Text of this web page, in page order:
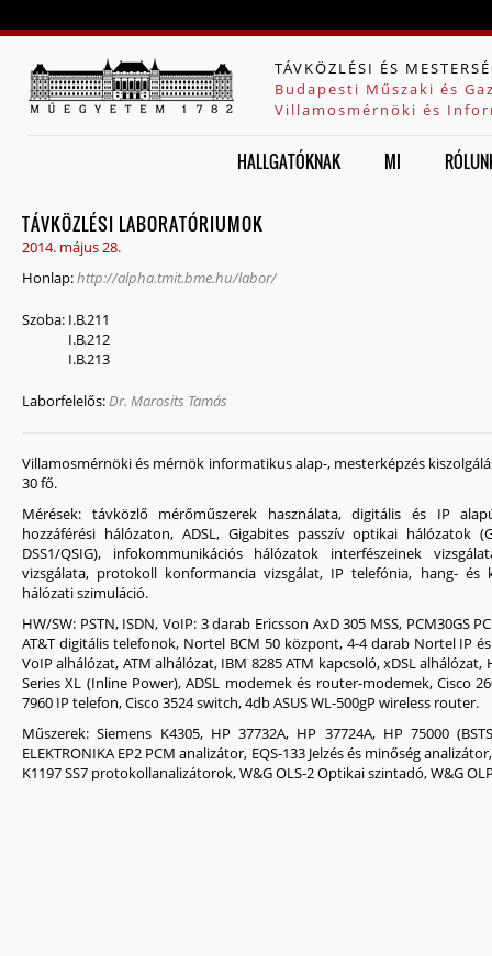
TÁVKÖZLÉSI ÉS
Budapesti Műszaki és
Villamosmérnöki és
HALLGATÓKNAK MI
TÁVKÖZLÉSI LABORATÓRIUMOK
2014. május 28.
Honlap:http://alpha.tmit.bme.hu/labor/
Szoba: I.B.211
I.B.212
I.B.213
Laborfelelős:Dr. Marosits Tamás
Villamosmérnöki és mérnök informatikus alap-, mesterképzés
30 fő.
Mérések: távközlő mérőműszerek használata, digitális és IP
hozzáférési hálózaton, ADSL, Gigabites passzív optikai hálózatok
DSS1/QSIG), infokommunikációs hálózatok interfészeinek
vizsgálata, protokoll konformancia vizsgálat, IP telefónia, hang- és
hálózati szimuláció.
HW/SW: PSTN, ISDN, VoIP: 3 darab Ericsson AxD 305 MSS, PCM30GS
AT&T digitális telefonok, Nortel BCM 50 központ, 4-4 darab Nortel IP
VoIP alhálózat, ATM alhálózat, IBM 8285 ATM kapcsoló, xDSL
Series XL (Inline Power), ADSL modemek és router-modemek, Cisco
7960 IP telefon, Cisco 3524 switch, 4db ASUS WL-500gP wireless router.
Műszerek: Siemens K4305, HP 37732A, HP 37724A, HP 75000
ELEKTRONIKA EP2 PCM analizátor, EQS-133 Jelzés és minőség
K1197 SS7 protokollanalizátorok, W&G OLS-2 Optikai szintadó, W&G